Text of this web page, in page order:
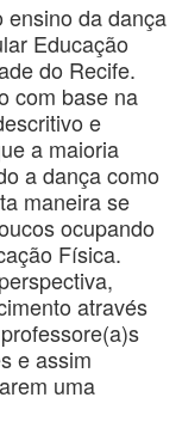
ensino da dança
Educação
do Recife.
com base na
e
a maioria
a dança como
maneira se
ocupando
Física.
através
e assim
uma